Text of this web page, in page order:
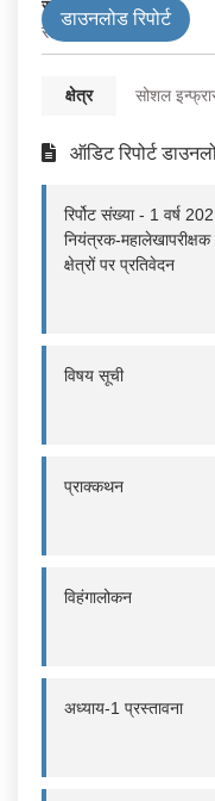
सरकार के प्रकार
राज्य
डाउनलोड रिपोर्ट
क्षेत्र सोशल
ऑडिट रिपोर्ट
रिर्पोट संख्या - 1 वर्ष
नियंत्रक-
क्षेत्रों पर प्रतिवेदन
विषय सूची
प्राक्कथन
विहंगालोकन
अध्याय-1 प्रस्तावना